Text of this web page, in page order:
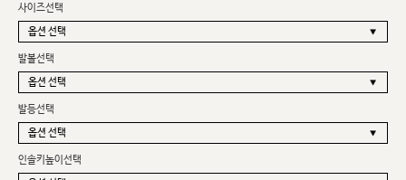
사이즈선택
발볼선택
발등선택
인솔키높이선택